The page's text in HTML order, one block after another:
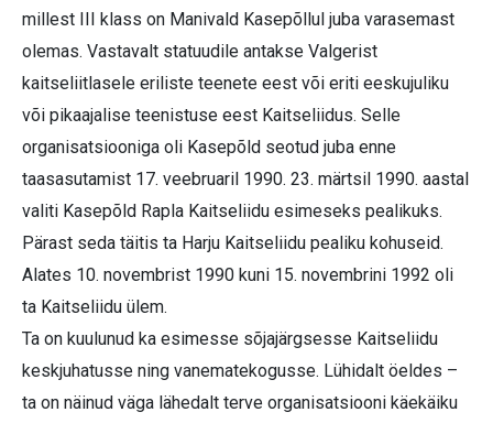
millest III klass on Manivald Kasepõllul juba varasemast
olemas. Vastavalt statuudile antakse Valgerist
kaitseliitlasele eriliste teenete eest või eriti eeskujuliku
või pikaajalise teenistuse eest Kaitseliidus. Selle
organisatsiooniga oli Kasepõld seotud juba enne
taasasutamist 17. veebruaril 1990. 23. märtsil 1990. aastal
valiti Kasepõld Rapla Kaitseliidu esimeseks pealikuks.
Pärast seda täitis ta Harju Kaitseliidu pealiku kohuseid.
Alates 10. novembrist 1990 kuni 15. novembrini 1992 oli
ta Kaitseliidu ülem.
Ta on kuulunud ka esimesse sõjajärgsesse Kaitseliidu
keskjuhatusse ning vanematekogusse. Lühidalt öeldes –
ta on näinud väga lähedalt terve organisatsiooni käekäiku